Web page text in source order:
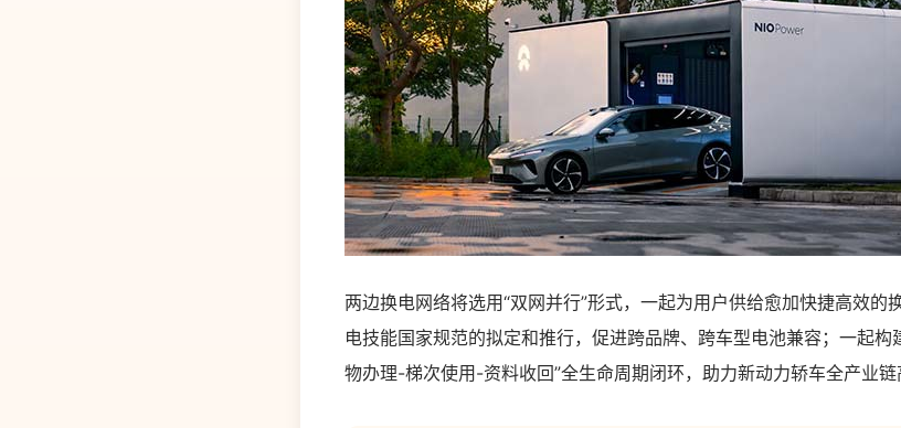
两边换电网络将选用“双网并行”形式，一起为用户供给愈加快捷高效的
电技能国家规范的拟定和推行，促进跨品牌、跨车型电池兼容；一起
物办理-梯次使用-资料收回”全生命周期闭环，助力新动力轿车全产业链